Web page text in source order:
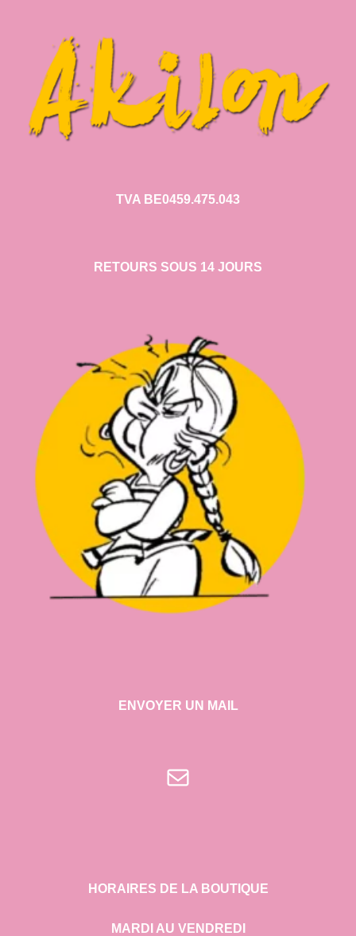
TVA BE0459.475.043
RETOURS SOUS 14 JOURS
ENVOYER UN MAIL
E-mail
HORAIRES DE LA BOUTIQUE
MARDI AU VENDREDI